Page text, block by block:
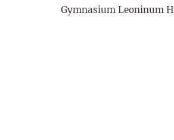
Gymnasium Leoninum